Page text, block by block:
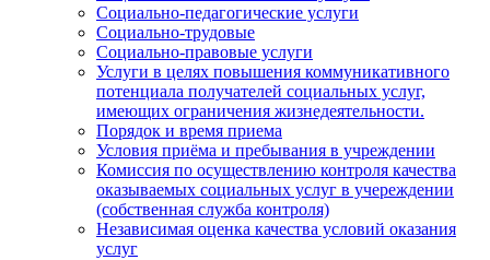
Социально-педагогические услуги
Социально-трудовые
Социально-правовые услуги
Услуги в целях повышения коммуникативного
потенциала получателей социальных услуг,
имеющих ограничения жизнедеятельности.
Порядок и время приема
Условия приёма и пребывания в учреждении
Комиссия по осуществлению контроля качества
оказываемых социальных услуг в учереждении
(собственная служба контроля)
Независимая оценка качества условий оказания
услуг